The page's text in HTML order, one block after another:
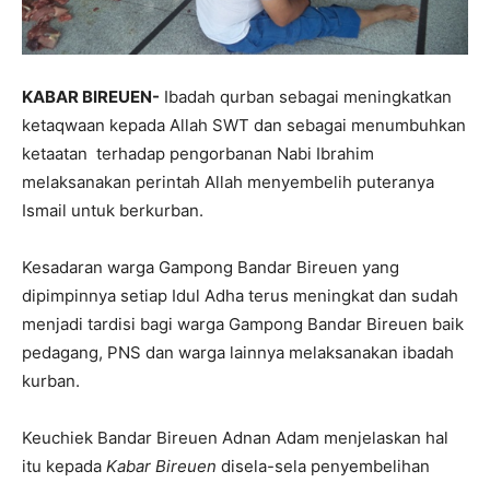
KABAR BIREUEN- Ibadah qurban sebagai meningkatkan
ketaqwaan kepada Allah SWT dan sebagai menumbuhkan
ketaatan terhadap pengorbanan Nabi Ibrahim
melaksanakan perintah Allah menyembelih puteranya
Ismail untuk berkurban.
Kesadaran warga Gampong Bandar Bireuen yang
dipimpinnya setiap Idul Adha terus meningkat dan sudah
menjadi tardisi bagi warga Gampong Bandar Bireuen baik
pedagang, PNS dan warga lainnya melaksanakan ibadah
kurban.
Keuchiek Bandar Bireuen Adnan Adam menjelaskan hal
itu kepada Kabar Bireuen disela-sela penyembelihan